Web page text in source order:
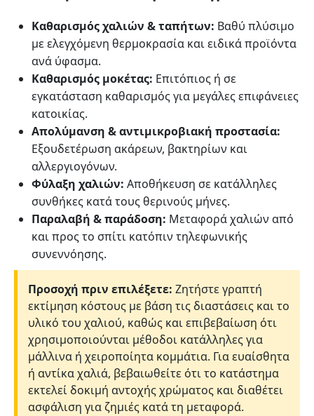
Καθαρισμός χαλιών & ταπήτων: Βαθύ πλύσιμο
με ελεγχόμενη θερμοκρασία και ειδικά προϊόντα
ανά ύφασμα.
Καθαρισμός μοκέτας: Επιτόπιος ή σε
εγκατάσταση καθαρισμός για μεγάλες επιφάνειες
κατοικίας.
Απολύμανση & αντιμικροβιακή προστασία:
Εξουδετέρωση ακάρεων, βακτηρίων και
αλλεργιογόνων.
Φύλαξη χαλιών: Αποθήκευση σε κατάλληλες
συνθήκες κατά τους θερινούς μήνες.
Παραλαβή & παράδοση: Μεταφορά χαλιών από
και προς το σπίτι κατόπιν τηλεφωνικής
συνεννόησης.
Προσοχή πριν επιλέξετε: Ζητήστε γραπτή
εκτίμηση κόστους με βάση τις διαστάσεις και το
υλικό του χαλιού, καθώς και επιβεβαίωση ότι
χρησιμοποιούνται μέθοδοι κατάλληλες για
μάλλινα ή χειροποίητα κομμάτια. Για ευαίσθητα
ή αντίκα χαλιά, βεβαιωθείτε ότι το κατάστημα
εκτελεί δοκιμή αντοχής χρώματος και διαθέτει
ασφάλιση για ζημιές κατά τη μεταφορά.